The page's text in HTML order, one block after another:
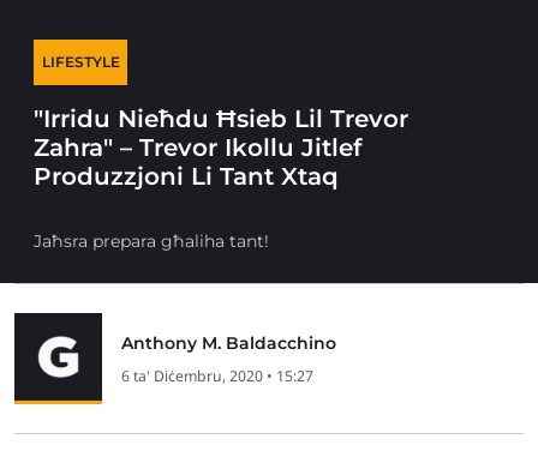
LIFESTYLE
"Irridu Nieħdu Ħsieb Lil Trevor
Zahra" – Trevor Ikollu Jitlef
Produzzjoni Li Tant Xtaq
Jaħsra prepara għaliha tant!
Anthony M. Baldacchino
6 ta' Diċembru, 2020 • 15:27